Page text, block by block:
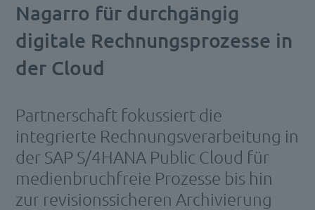
Nagarro für durchgängig
digitale Rechnungsprozesse in
der Cloud
Partnerschaft fokussiert die
integrierte Rechnungsverarbeitung in
der SAP S/4HANA Public Cloud für
medienbruchfreie Prozesse bis hin
zur revisionssicheren Archivierung